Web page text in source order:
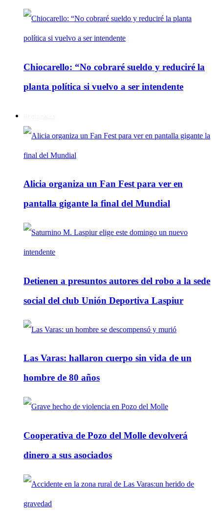
Chiocarello: “No cobraré sueldo y reduciré la
planta política si vuelvo a ser intendente
Alicia organiza un Fan Fest para ver en
pantalla gigante la final del Mundial
Detienen a presuntos autores del robo a la sede
social del club Unión Deportiva Laspiur
Las Varas: hallaron cuerpo sin vida de un
hombre de 80 años
Cooperativa de Pozo del Molle devolverá
dinero a sus asociados